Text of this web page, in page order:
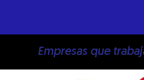
Empresas que